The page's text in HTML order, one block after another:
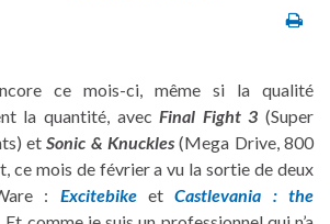
ce mois-ci, même si la qualité
la quantité, avecFinal Fight 3 (Super
etSonic & Knuckles (Mega Drive, 800
ce mois de février a vu la sortie de deux
: Excitebike etCastlevania : the